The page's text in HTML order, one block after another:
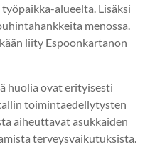
alueelta. Lisäksi
menossa.
liity Espoonkartanon
huolia ovat erityisesti
toimintaedellytysten
aiheuttavat asukkaiden
terveysvaikutuksista.